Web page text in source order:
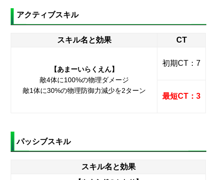
アクティブスキル
スキル名と効果 CT
【あまーいらくえん】
敵4体に100%の物理ダメージ
敵1体に30%の物理防御力減少を2ターン
初期CT：7
最短CT：3
パッシブスキル
スキル名と効果